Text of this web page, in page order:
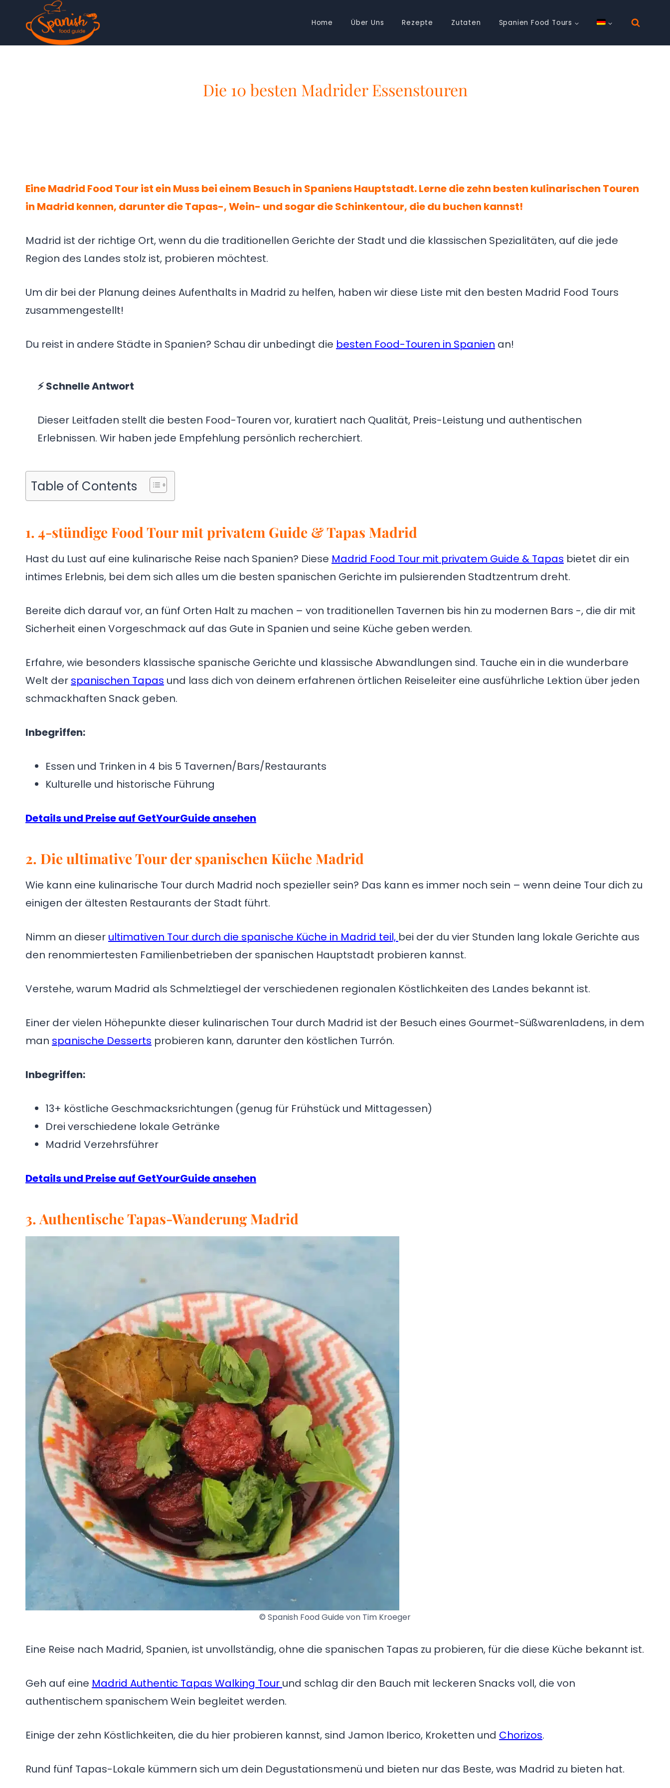
Inhalt
springen
Home Über Uns Rezepte Zutaten Spanien Food Tours
Die 10 besten Madrider Essenstouren
Eine Madrid Food Tour ist ein Muss bei einem Besuch in Spaniens Hauptstadt. Lerne die zehn besten kulinarischen Touren
in Madrid kennen, darunter die Tapas-, Wein- und sogar die Schinkentour, die du buchen kannst!
Madrid ist der richtige Ort, wenn du die traditionellen Gerichte der Stadt und die klassischen Spezialitäten, auf die jede
Region des Landes stolz ist, probieren möchtest.
Um dir bei der Planung deines Aufenthalts in Madrid zu helfen, haben wir diese Liste mit den besten Madrid Food Tours
zusammengestellt!
Du reist in andere Städte in Spanien? Schau dir unbedingt die besten Food-Touren in Spanien an!
⚡ Schnelle Antwort
Dieser Leitfaden stellt die besten Food-Touren vor, kuratiert nach Qualität, Preis-Leistung und authentischen
Erlebnissen. Wir haben jede Empfehlung persönlich recherchiert.
Table of Contents
1. 4-stündige Food Tour mit privatem Guide & Tapas Madrid
Hast du Lust auf eine kulinarische Reise nach Spanien? Diese Madrid Food Tour mit privatem Guide & Tapas bietet dir ein
intimes Erlebnis, bei dem sich alles um die besten spanischen Gerichte im pulsierenden Stadtzentrum dreht.
Bereite dich darauf vor, an fünf Orten Halt zu machen – von traditionellen Tavernen bis hin zu modernen Bars -, die dir mit
Sicherheit einen Vorgeschmack auf das Gute in Spanien und seine Küche geben werden.
Erfahre, wie besonders klassische spanische Gerichte und klassische Abwandlungen sind. Tauche ein in die wunderbare
Welt der spanischen Tapas und lass dich von deinem erfahrenen örtlichen Reiseleiter eine ausführliche Lektion über jeden
schmackhaften Snack geben.
Inbegriffen:
Essen und Trinken in 4 bis 5 Tavernen/Bars/Restaurants
Kulturelle und historische Führung
Details und Preise auf GetYourGuide ansehen
2. Die ultimative Tour der spanischen Küche Madrid
Wie kann eine kulinarische Tour durch Madrid noch spezieller sein? Das kann es immer noch sein – wenn deine Tour dich zu
einigen der ältesten Restaurants der Stadt führt.
Nimm an dieser ultimativen Tour durch die spanische Küche in Madrid teil, bei der du vier Stunden lang lokale Gerichte aus
den renommiertesten Familienbetrieben der spanischen Hauptstadt probieren kannst.
Verstehe, warum Madrid als Schmelztiegel der verschiedenen regionalen Köstlichkeiten des Landes bekannt ist.
Einer der vielen Höhepunkte dieser kulinarischen Tour durch Madrid ist der Besuch eines Gourmet-Süßwarenladens, in dem
man spanische Desserts probieren kann, darunter den köstlichen Turrón.
Inbegriffen:
13+ köstliche Geschmacksrichtungen (genug für Frühstück und Mittagessen)
Drei verschiedene lokale Getränke
Madrid Verzehrsführer
Details und Preise auf GetYourGuide ansehen
3. Authentische Tapas-Wanderung Madrid
© Spanish Food Guide von Tim Kroeger
Eine Reise nach Madrid, Spanien, ist unvollständig, ohne die spanischen Tapas zu probieren, für die diese Küche bekannt ist.
Geh auf eine Madrid Authentic Tapas Walking Tour und schlag dir den Bauch mit leckeren Snacks voll, die von
authentischem spanischem Wein begleitet werden.
Einige der zehn Köstlichkeiten, die du hier probieren kannst, sind Jamon Iberico, Kroketten und Chorizos.
Rund fünf Tapas-Lokale kümmern sich um dein Degustationsmenü und bieten nur das Beste, was Madrid zu bieten hat.